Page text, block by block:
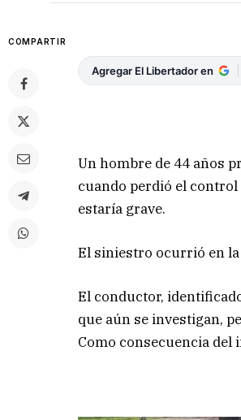
COMPARTIR
Agregar El Libertador en
Un hombre de 44 años
cuando perdió el
estaría grave.
El siniestro ocurrió en la
El conductor,
que aún se investigan,
Como consecuencia del